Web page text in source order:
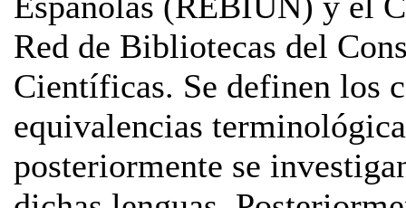
Red de Bibliotecas del
Científicas. Se definen los
equivalencias
posteriormente se